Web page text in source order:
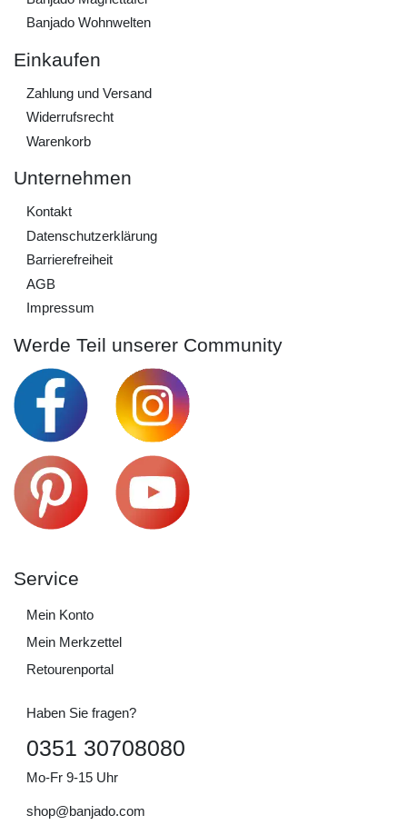
Banjado Wohnwelten
Einkaufen
Zahlung und Versand
Widerrufs­recht
Warenkorb
Unternehmen
Kontakt
Daten­schutz­erklärung
Barrierefreiheit
AGB
Impressum
Werde Teil unserer Community
Service
Mein Konto
Mein Merkzettel
Retourenportal
Haben Sie fragen?
0351 30708080
Mo-Fr 9-15 Uhr
shop@banjado.com